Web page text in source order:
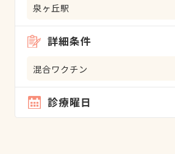
泉ヶ丘駅
詳細条件
混合ワクチン
診療曜日